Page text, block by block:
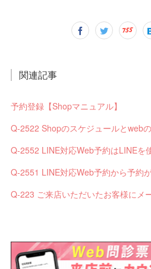
関連記事
予約登録【Shopマニュアル】
Q-223 ご来店いただいたお客様にメ